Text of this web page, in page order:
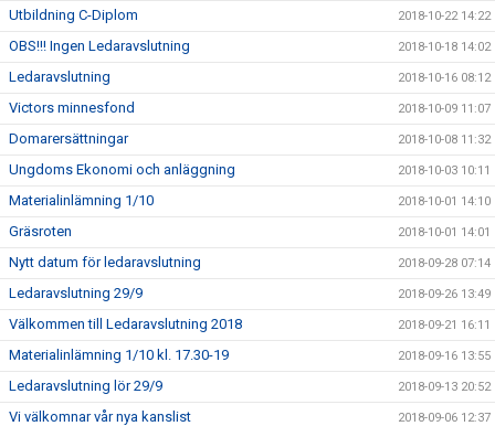
Utbildning C-Diplom 2018-10-22 14:22
OBS!!! Ingen Ledaravslutning 2018-10-18 14:02
Ledaravslutning 2018-10-16 08:12
Victors minnesfond 2018-10-09 11:07
Domarersättningar 2018-10-08 11:32
Ungdoms Ekonomi och anläggning 2018-10-03 10:11
Materialinlämning 1/10 2018-10-01 14:10
Gräsroten 2018-10-01 14:01
Nytt datum för ledaravslutning 2018-09-28 07:14
Ledaravslutning 29/9 2018-09-26 13:49
Välkommen till Ledaravslutning 2018 2018-09-21 16:11
Materialinlämning 1/10 kl. 17.30-19 2018-09-16 13:55
Ledaravslutning lör 29/9 2018-09-13 20:52
Vi välkomnar vår nya kanslist 2018-09-06 12:37